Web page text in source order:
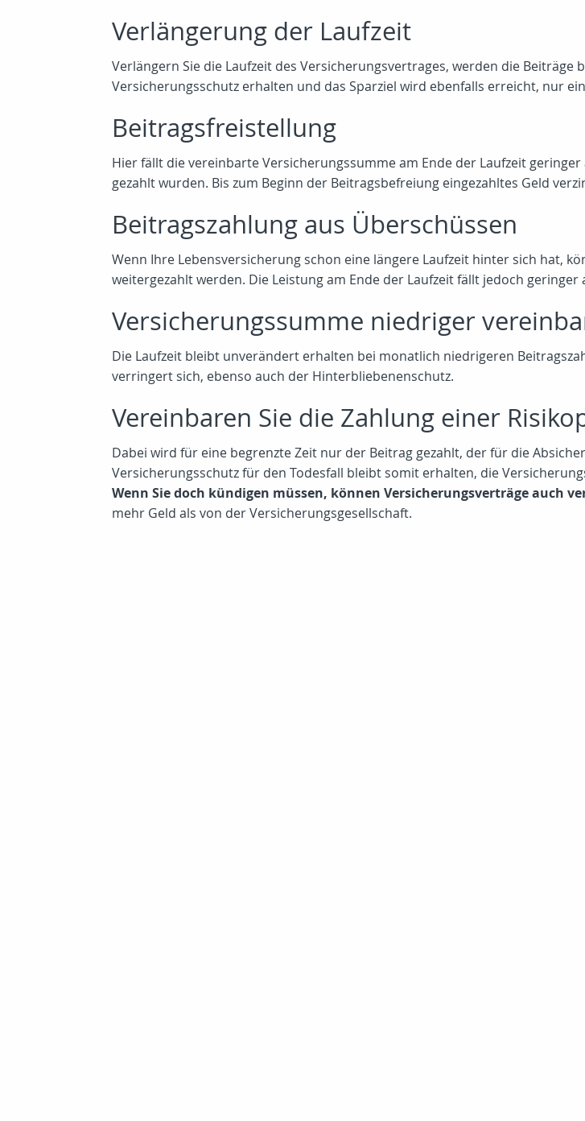
Verlängerung der Laufzeit
Verlängern Sie die Laufzeit des Versicherungsvertrages, werden die
Versicherungsschutz erhalten und das Sparziel wird ebenfalls erreicht, nur
Beitragsfreistellung
Hier fällt die vereinbarte Versicherungssumme am Ende der Laufzeit
gezahlt wurden. Bis zum Beginn der Beitragsbefreiung eingezahltes Geld
Beitragszahlung aus Überschüssen
Wenn Ihre Lebensversicherung schon eine längere Laufzeit hinter sich hat,
weitergezahlt werden. Die Leistung am Ende der Laufzeit fällt jedoch geringer
Versicherungssumme niedriger
Die Laufzeit bleibt unverändert erhalten bei monatlich niedrigeren
verringert sich, ebenso auch der Hinterbliebenenschutz.
Vereinbaren Sie die Zahlung einer
Dabei wird für eine begrenzte Zeit nur der Beitrag gezahlt, der für die
Versicherungsschutz für den Todesfall bleibt somit erhalten, die
Wenn Sie doch kündigen müssen, können Versicherungsverträge auch
mehr Geld als von der Versicherungsgesellschaft.